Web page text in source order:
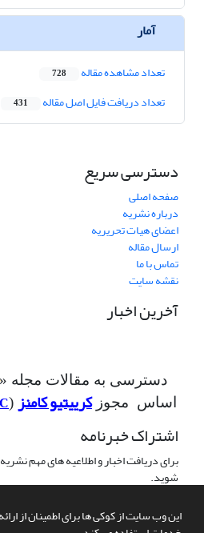
این وب سایت از کوکی ها برای اطمینان از
آمار
تعداد مشاهده مقاله 728
تعداد دریافت فایل اصل مقاله 431
دسترسی سریع
صفحه اصلی
درباره نشریه
اعضای هیات تحریریه
ارسال مقاله
تماس با ما
نقشه سایت
آخرین اخبار
دسترسی به مقالات مجله «
اساس مجوزکرییتیو کامنز (
اشتراک خبرنامه
برای دریافت اخبار و اطلاعیه های مهم
شوید.